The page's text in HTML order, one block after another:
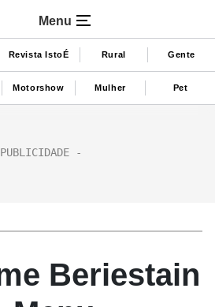
Menu
Revista IstoÉ Rural Gente
Motorshow Mulher Pet
Beriestain